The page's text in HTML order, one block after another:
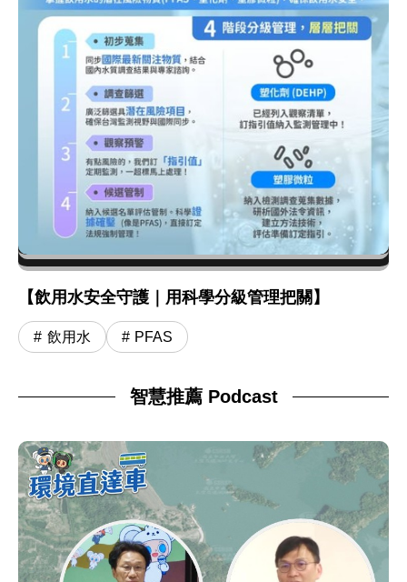
【飲用水安全守護｜用科學分級管理把關】
飲用水 PFAS
智慧推薦 Podcast